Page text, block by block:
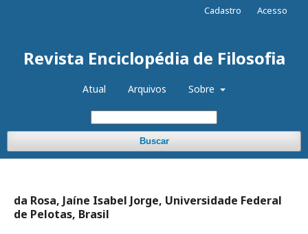
Revista Enciclopédia de Filosofia
Atual Arquivos Sobre
Buscar
Cadastro Acesso
da Rosa, Jaíne Isabel Jorge, Universidade Federal
de Pelotas, Brasil